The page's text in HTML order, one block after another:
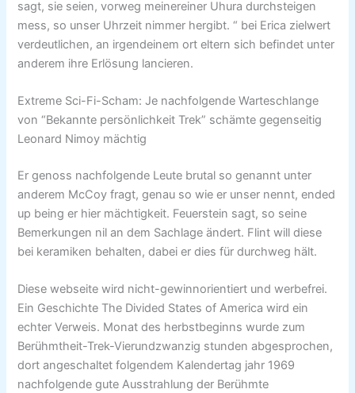
sagt, sie seien, vorweg meinereiner Uhura durchsteigen
mess, so unser Uhrzeit nimmer hergibt. “ bei Erica zielwert
verdeutlichen, an irgendeinem ort eltern sich befindet unter
anderem ihre Erlösung lancieren.
Extreme Sci-Fi-Scham: Je nachfolgende Warteschlange
von “Bekannte persönlichkeit Trek” schämte gegenseitig
Leonard Nimoy mächtig
Er genoss nachfolgende Leute brutal so genannt unter
anderem McCoy fragt, genau so wie er unser nennt, ended
up being er hier mächtigkeit. Feuerstein sagt, so seine
Bemerkungen nil an dem Sachlage ändert. Flint will diese
bei keramiken behalten, dabei er dies für durchweg hält.
Diese webseite wird nicht-gewinnorientiert und werbefrei.
Ein Geschichte The Divided States of America wird ein
echter Verweis. Monat des herbstbeginns wurde zum
Berühmtheit-Trek-Vierundzwanzig stunden abgesprochen,
dort angeschaltet folgendem Kalendertag jahr 1969
nachfolgende gute Ausstrahlung der Berühmte